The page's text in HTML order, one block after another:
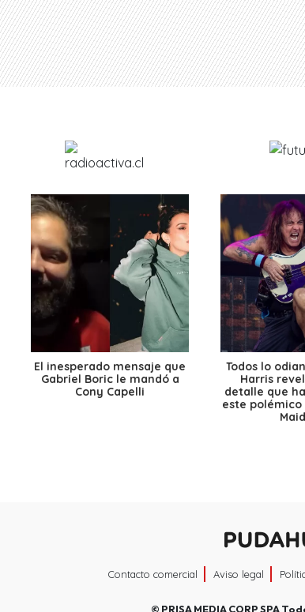
El inesperado mensaje que
Gabriel Boric le mandó a
Cony Capelli
Todos lo
Harris
detalle que
este polémico
Contacto comercial Aviso legal
© PRISA MEDIA CORP SPA